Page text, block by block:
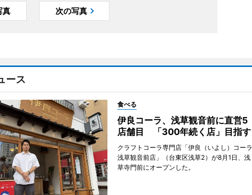
真 次の写真
ース
食べる
伊良コーラ、浅草観音前に直営5
店舗目 「300年続く店」目指す
クラフトコーラ専門店「伊良（いよし）コーラ
浅草観音前店」（台東区浅草2）が8月1日、浅
草寺門前にオープンした。